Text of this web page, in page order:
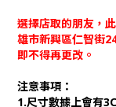
選擇店取的朋友，
雄市新興區仁智街
即不得再更改。
注意事項：
1.尺寸數據上會有